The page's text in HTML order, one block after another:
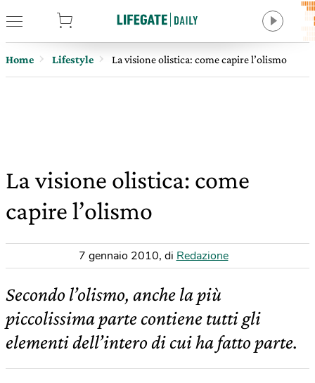
Home Lifestyle La visione olistica: come capire l’olismo
La visione olistica: come
capire l’olismo
7 gennaio 2010, di Redazione
Secondo l’olismo, anche la più
piccolissima parte contiene tutti gli
elementi dell’intero di cui ha fatto parte.